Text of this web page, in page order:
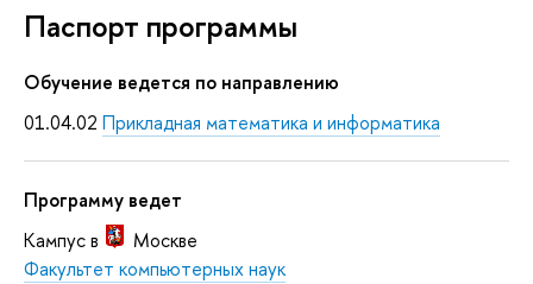
Паспорт программы
Обучение ведется по направлению
01.04.02 Прикладная математика и информатика
Программу ведет
Кампус в
Москве
Факультет компьютерных наук